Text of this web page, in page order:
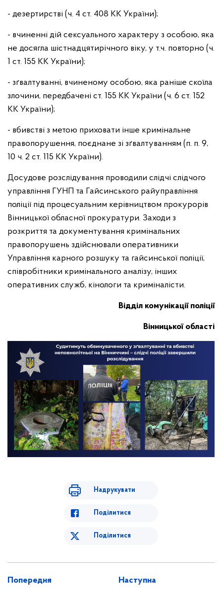
- дезертирстві (ч. 4 ст. 408 КК України);
- вчиненні дій сексуального характеру з особою, яка
не досягла шістнадцятирічного віку, у т.ч. повторно (ч.
1 ст. 155 КК України);
- зґвалтуванні, вчиненому особою, яка раніше скоїла
злочини, передбачені ст. 155 КК України (ч. 6 ст. 152
КК України);
- вбивстві з метою приховати інше кримінальне
правопорушення, поєднане зі зґвалтуванням (п. п. 9,
10 ч. 2 ст. 115 КК України).
Досудове розслідування проводили слідчі слідчого
управління ГУНП та Гайсинського райуправління
поліції під процесуальним керівництвом прокурорів
Вінницької обласної прокуратури. Заходи з
розкриття та документування кримінальних
правопорушень здійснювали оперативники
Управління карного розшуку та гайсинської поліції,
співробітники кримінального аналізу, інших
оперативних служб, кінологи та криміналісти.
Відділ комунікації поліції
Вінницької області
Надрукувати
Поділитися
Поділитися
Попередня Наступна